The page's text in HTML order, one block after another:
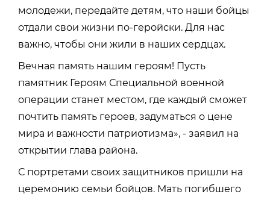
молодежи, передайте детям, что наши бойцы
отдали свои жизни по-геройски. Для нас
важно, чтобы они жили в наших сердцах.
Вечная память нашим героям! Пусть
памятник Героям Специальной военной
операции станет местом, где каждый сможет
почтить память героев, задуматься о цене
мира и важности патриотизма», - заявил на
открытии глава района.
С портретами своих защитников пришли на
церемонию семьи бойцов. Мать погибшего